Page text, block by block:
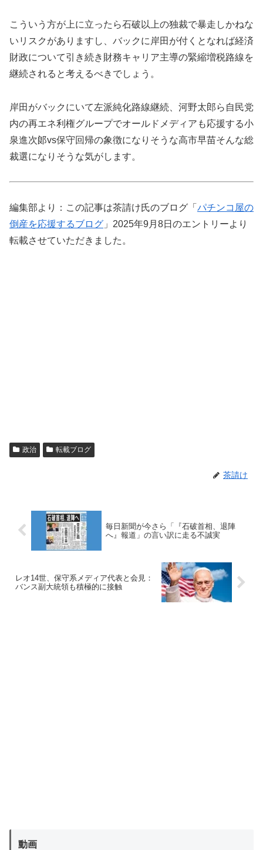
こういう方が上に立ったら石破以上の独裁で暴走しかねな
いリスクがありますし、バックに岸田が付くとなれば経済
財政について引き続き財務キャリア主導の緊縮増税路線を
継続されると考えるべきでしょう。
岸田がバックにいて左派純化路線継続、河野太郎ら自民党
内の再エネ利権グループでオールドメディアも応援する小
泉進次郞vs保守回帰の象徴になりそうな高市早苗そんな総
裁選になりそうな気がします。
編集部より：この記事は茶請け氏のブログ「 パチンコ屋の
倒産を応援するブログ 」2025年9月8日のエントリーより
転載させていただきました。
政治 転載ブログ
茶請け
毎日新聞が今さら「『石破首相、退陣
へ』報道」の言い訳に走る不誠実
レオ14世、保守系メディア代表と会見：
バンス副大統領も積極的に接触
動画